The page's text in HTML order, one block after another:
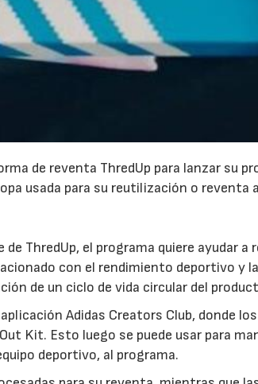
de reventa ThredUp para lanzar su
usada para su reutilización o reventa
ThredUp, el programa quiere ayudar a
con el rendimiento deportivo y
de un ciclo de vida circular del
Adidas Creators Club, donde los
Kit. Esto luego se puede usar para
deportivo, al programa.